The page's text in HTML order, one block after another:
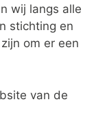
wij langs alle
stichting en
om er een
van de